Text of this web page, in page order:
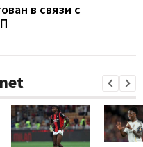
в связи с